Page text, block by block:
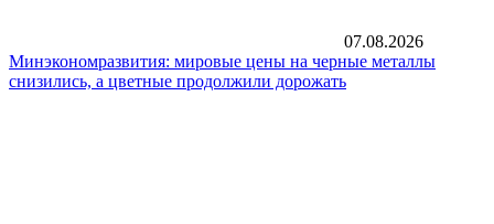
07.08.2026
Минэкономразвития: мировые цены на черные металлы
снизились, а цветные продолжили дорожать